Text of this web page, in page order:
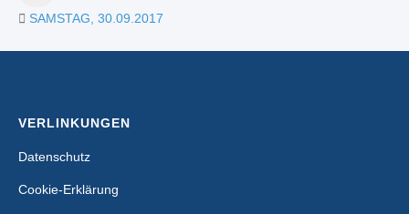
SAMSTAG, 30.09.2017
VERLINKUNGEN
Datenschutz
Cookie-Erklärung